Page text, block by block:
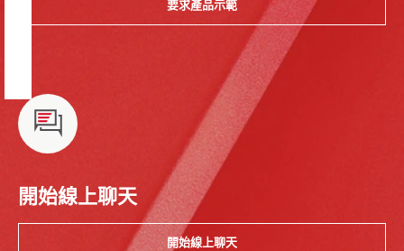
要求產品示範
開始線上聊天
開始線上聊天